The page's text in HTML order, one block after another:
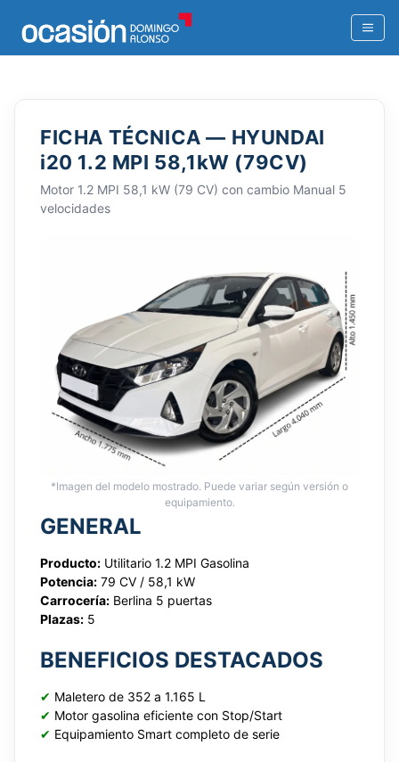
FICHA TÉCNICA — HYUNDAI
i20 1.2 MPI 58,1kW (79CV)
Motor 1.2 MPI 58,1 kW (79 CV) con cambio Manual 5
velocidades
*Imagen del modelo mostrado. Puede variar según versión o
equipamiento.
GENERAL
Producto: Utilitario 1.2 MPI Gasolina
Potencia: 79 CV / 58,1 kW
Carrocería: Berlina 5 puertas
Plazas: 5
BENEFICIOS DESTACADOS
✔ Maletero de 352 a 1.165 L
✔ Motor gasolina eficiente con Stop/Start
✔ Equipamiento Smart completo de serie